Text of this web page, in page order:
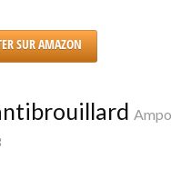
SUR AMAZON